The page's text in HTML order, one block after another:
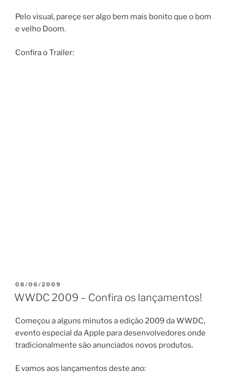
Pelo visual, pareçe ser algo bem mais bonito que o bom
e velho Doom.
Confira o Trailer:
PUBLICADO
EM
08/06/2009
WWDC 2009 – Confira os lançamentos!
Começou a alguns minutos a edição 2009 da WWDC,
evento especial da Apple para desenvolvedores onde
tradicionalmente são anunciados novos produtos.
E vamos aos lançamentos deste ano: